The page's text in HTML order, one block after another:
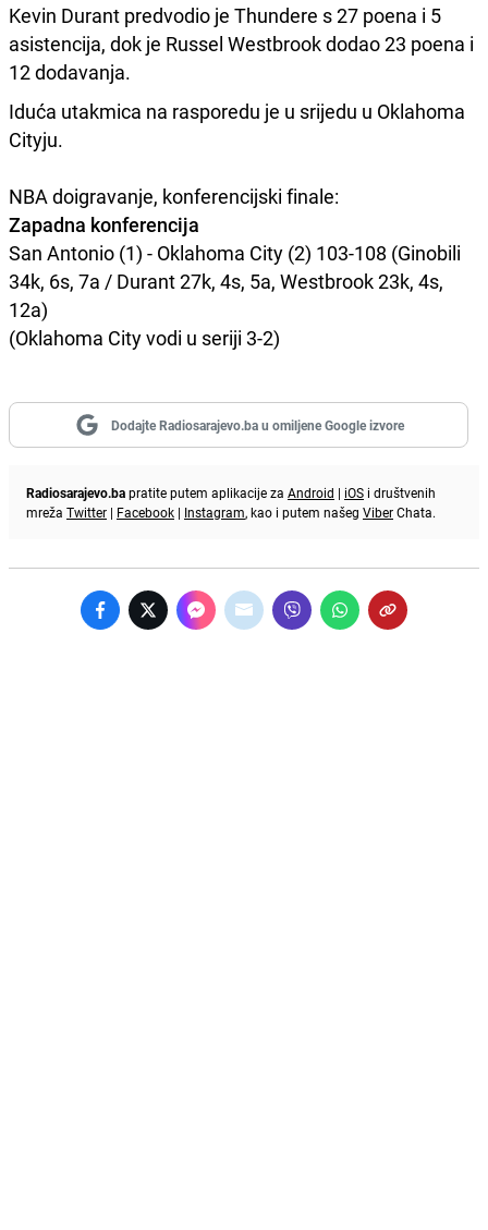
Kevin Durant predvodio je Thundere s 27 poena i 5
asistencija, dok je Russel Westbrook dodao 23 poena i
12 dodavanja.
Iduća utakmica na rasporedu je u srijedu u Oklahoma
Cityju.
NBA doigravanje, konferencijski finale:
Zapadna konferencija
San Antonio (1) - Oklahoma City (2) 103-108 (Ginobili
34k, 6s, 7a / Durant 27k, 4s, 5a, Westbrook 23k, 4s,
12a)
(Oklahoma City vodi u seriji 3-2)
Dodajte Radiosarajevo.ba u omiljene Google izvore
Radiosarajevo.bapratite putem aplikacije za Android | iOS i društvenih
mreža Twitter | Facebook | Instagram, kao i putem našeg ViberChata.